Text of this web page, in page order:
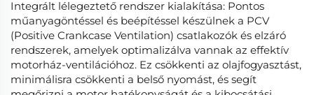
Integrált lélegeztető rendszer kialakítása: Pontos
műanyagöntéssel és beépítéssel készülnek a PCV
(Positive Crankcase Ventilation) csatlakozók és elzáró
rendszerek, amelyek optimalizálva vannak az effektív
motorház-ventilációhoz. Ez csökkenti az olajfogyasztást,
minimálisra csökkenti a belső nyomást, és segít